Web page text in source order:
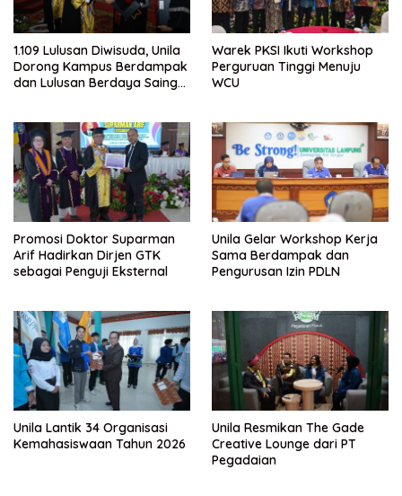
1.109 Lulusan Diwisuda, Unila
Dorong Kampus Berdampak
dan Lulusan Berdaya Saing
Warek PKSI Ikuti Workshop
Perguruan Tinggi Menuju
WCU
Promosi Doktor Suparman
Arif Hadirkan Dirjen GTK
sebagai Penguji Eksternal
Unila Gelar Workshop Kerja
Sama Berdampak dan
Pengurusan Izin PDLN
Unila Lantik 34 Organisasi
Kemahasiswaan Tahun 2026
Unila Resmikan The Gade
Creative Lounge dari PT
Pegadaian